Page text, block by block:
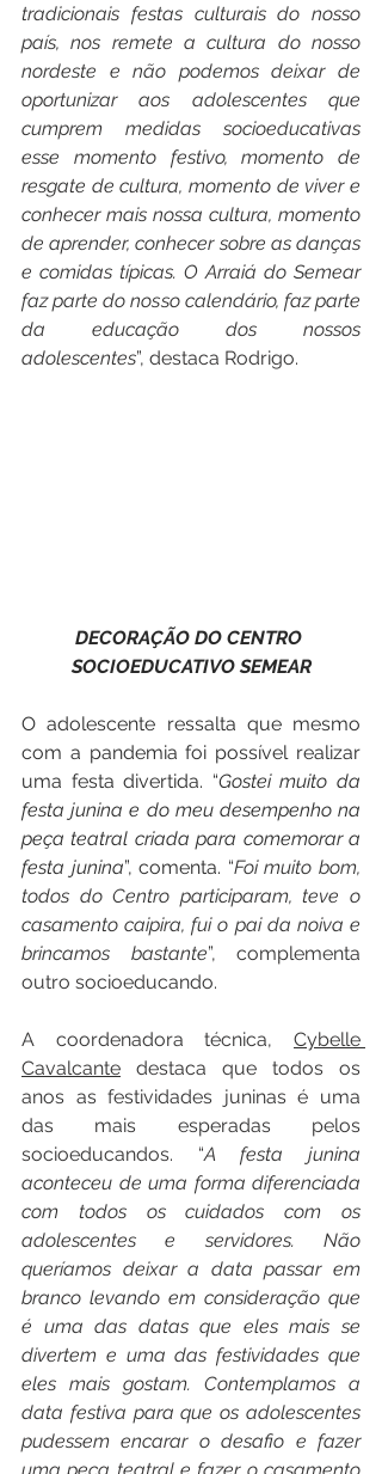
tradicionais festas culturais do nosso
país, nos remete a cultura do nosso
nordeste e não podemos deixar de
oportunizar aos adolescentes que
cumprem medidas socioeducativas
esse momento festivo, momento de
resgate de cultura, momento de viver e
conhecer mais nossa cultura, momento
de aprender, conhecer sobre as danças
e comidas típicas. O Arraiá do Semear
faz parte do nosso calendário, faz parte
da educação dos nossos
adolescentes”, destaca Rodrigo.
DECORAÇÃO DO CENTRO
SOCIOEDUCATIVO SEMEAR
O adolescente ressalta que mesmo
com a pandemia foi possível realizar
uma festa divertida. “Gostei muito da
festa junina e do meu desempenho na
peça teatral criada para comemorar a
festa junina”, comenta. “Foi muito bom,
todos do Centro participaram, teve o
casamento caipira, fui o pai da noiva e
brincamos bastante”, complementa
outro socioeducando.
A coordenadora técnica, Cybelle
Cavalcante destaca que todos os
anos as festividades juninas é uma
das mais esperadas pelos
socioeducandos. “A festa junina
aconteceu de uma forma diferenciada
com todos os cuidados com os
adolescentes e servidores. Não
queríamos deixar a data passar em
branco levando em consideração que
é uma das datas que eles mais se
divertem e uma das festividades que
eles mais gostam. Contemplamos a
data festiva para que os adolescentes
pudessem encarar o desafio e fazer